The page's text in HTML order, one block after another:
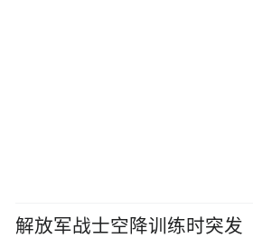
解放军战士空降训练时突发